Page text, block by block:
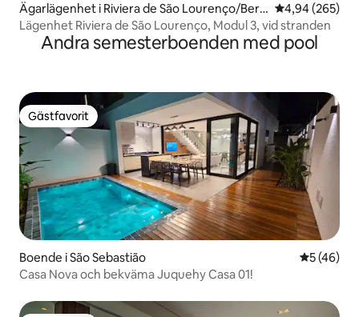
Ägarlägenhet i Riviera de São Lourenço/Berti
oga
4,94 av 5 i
4,94 (265)
Lägenhet Riviera de São Lourenço, Modul 3, vid stranden
Andra semesterboenden med pool
Gästfavorit
Gästfavorit
Boende i São Sebastião 5 av 5 i
5 (46)
Casa Nova och bekväma Juquehy Casa 01!